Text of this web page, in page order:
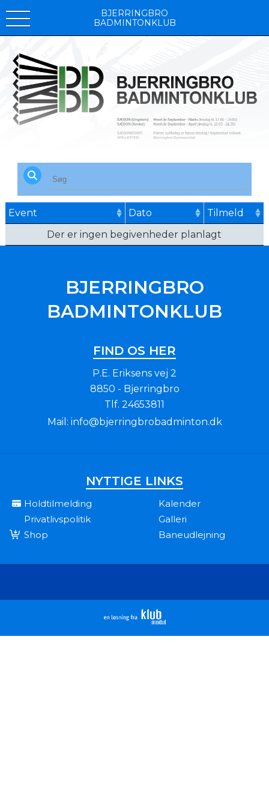
BJERRINGBRO
BADMINTONKLUB
Event Dato
Tilmeld
Der er ingen begivenheder planlagt
BJERRINGBRO
BADMINTONKLUB
FIND OS HER
P.E. Eriksens vej 2
8850 - Bjerringbro
Tlf. 24653811
Mail: info@bjerringbrobadminton.dk
NYTTIGE LINKS
Holdtilmelding
Kalender
Privatlivspolitik
Galleri
Shop
Baneudlejning